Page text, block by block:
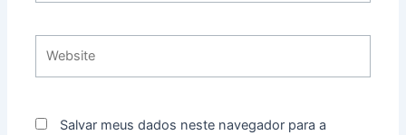
Salvar meus dados neste navegador para a